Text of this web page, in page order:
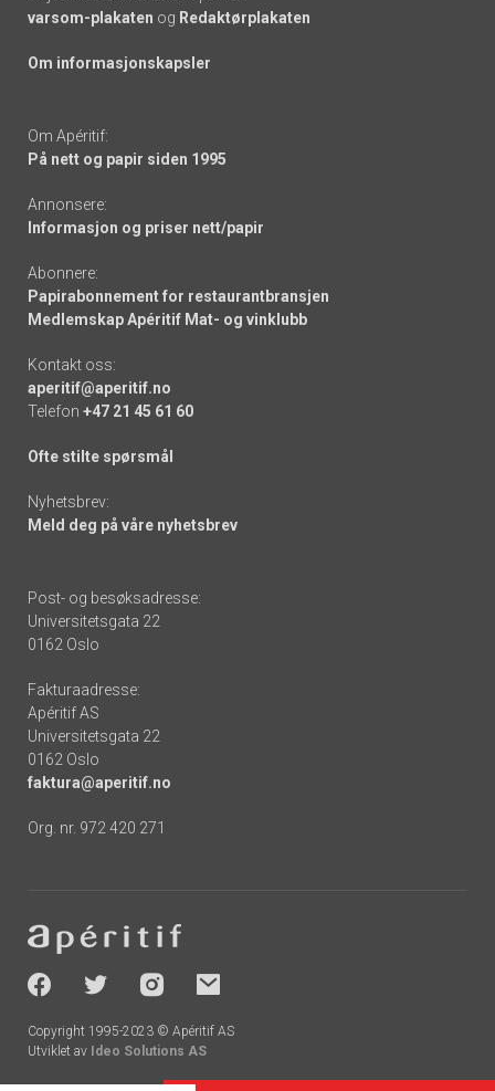
varsom-plakaten og Redaktørplakaten
Om informasjonskapsler
Om Apéritif:
På nett og papir siden 1995
Annonsere:
Informasjon og priser nett/papir
Abonnere:
Papirabonnement for restaurantbransjen
Medlemskap Apéritif Mat- og vinklubb
Kontakt oss:
aperitif@aperitif.no
Telefon +47 21 45 61 60
Ofte stilte spørsmål
Nyhetsbrev:
Meld deg på våre nyhetsbrev
Post- og besøksadresse:
Universitetsgata 22
0162 Oslo
Fakturaadresse:
Apéritif AS
Universitetsgata 22
0162 Oslo
faktura@aperitif.no
Org. nr. 972 420 271
-
socials
Copyright 1995-2023 © Apéritif AS
Utviklet av Ideo Solutions AS